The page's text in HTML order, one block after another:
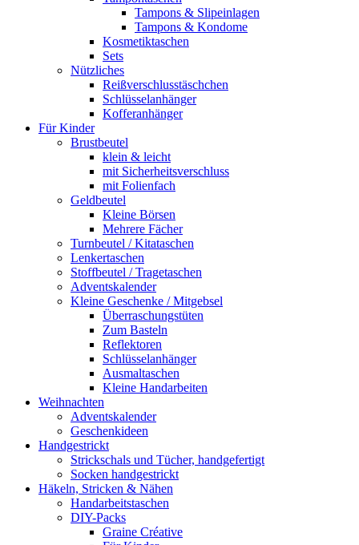
Tampons & Slipeinlagen
Tampons & Kondome
Kosmetiktaschen
Sets
Nützliches
Reißverschlusstäschchen
Schlüsselanhänger
Kofferanhänger
Für Kinder
Brustbeutel
klein & leicht
mit Sicherheitsverschluss
mit Folienfach
Geldbeutel
Kleine Börsen
Mehrere Fächer
Turnbeutel / Kitataschen
Lenkertaschen
Stoffbeutel / Tragetaschen
Adventskalender
Kleine Geschenke / Mitgebsel
Überraschungstüten
Zum Basteln
Reflektoren
Schlüsselanhänger
Ausmaltaschen
Kleine Handarbeiten
Weihnachten
Adventskalender
Geschenkideen
Handgestrickt
Strickschals und Tücher, handgefertigt
Socken handgestrickt
Häkeln, Stricken & Nähen
Handarbeitstaschen
DIY-Packs
Graine Créative